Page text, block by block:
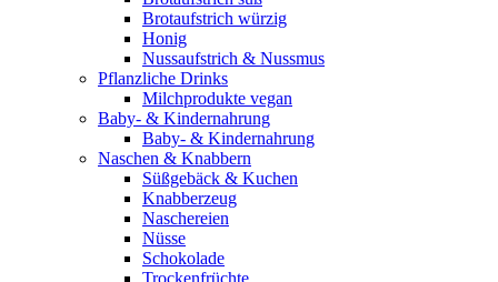
Brotaufstrich würzig
Honig
Nussaufstrich & Nussmus
Pflanzliche Drinks
Milchprodukte vegan
Baby- & Kindernahrung
Baby- & Kindernahrung
Naschen & Knabbern
Süßgebäck & Kuchen
Knabberzeug
Naschereien
Nüsse
Schokolade
Trockenfrüchte